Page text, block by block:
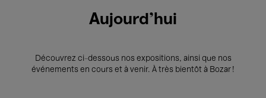
Aujourd'hui
Découvrez ci-dessous nos expositions, ainsi que nos
événements en cours et à venir. À très bientôt à Bozar !